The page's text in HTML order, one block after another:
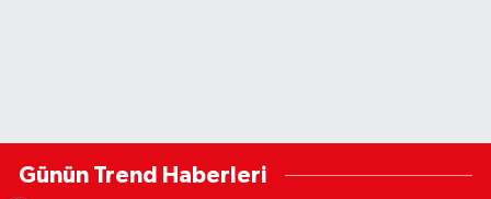
Günün Trend Haberleri